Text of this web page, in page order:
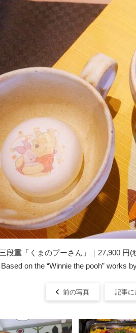
段重「くまのプーさん」｜27,900 円(
on the “Winnie the pooh” works
前の写真 記事に